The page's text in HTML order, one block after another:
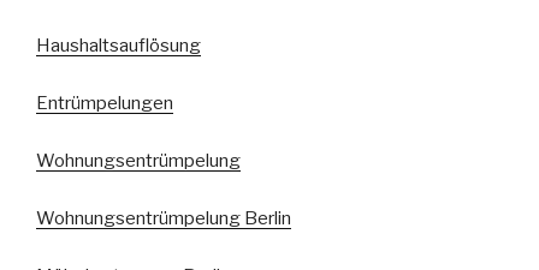
Haushaltsauflösung
Entrümpelungen
Wohnungsentrümpelung
Wohnungsentrümpelung Berlin